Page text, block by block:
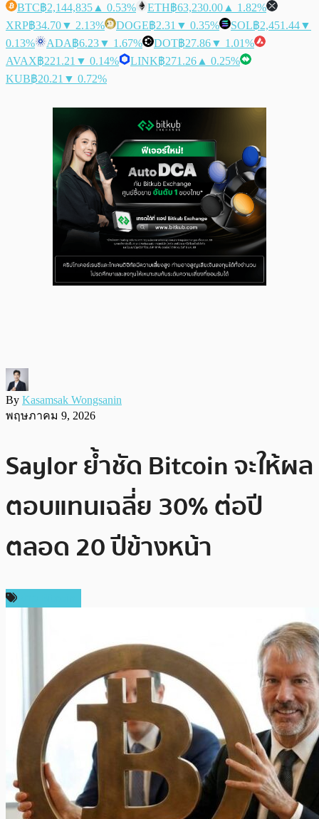
BTC฿2,144,835 ▲ 0.53% ETH฿63,230.00 ▲ 1.82%
XRP฿34.70▼ 2.13% DOGE฿2.31 ▼ 0.35% SOL฿2,451.44▼
0.13%
ADA฿6.23▼ 1.67% DOT฿27.86▼ 1.01%
AVAX฿221.21 ▼ 0.14% LINK฿271.26 ▲ 0.25%
KUB฿20.21 ▼ 0.72%
By Kasamsak Wongsanin
พฤษภาคม 9, 2026
Saylor ย้ำชัด Bitcoin จะให้ผล
ตอบแทนเฉลี่ย 30% ต่อปี
ตลอด 20 ปีข้างหน้า